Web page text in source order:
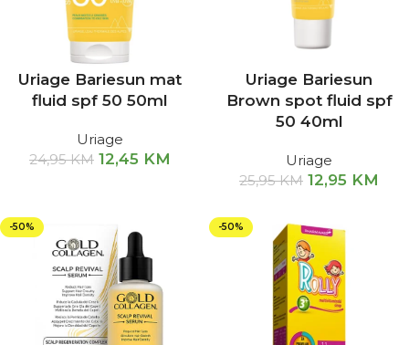
Uriage Bariesun mat
fluid spf 50 50ml
Uriage
24,95KM 12,45 KM
Uriage Bariesun
Brown spot fluid spf
50 40ml
Uriage
25,95KM 12,95 KM
-50% -50%